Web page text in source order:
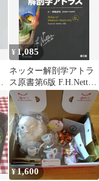
¥ 1,085
ネッター解剖学アトラ
ス原書第6版 F.H.Netter;
相磯貞和
¥1,600